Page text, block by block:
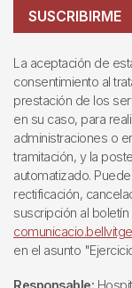
SUSCRIBIRME
La aceptación de
consentimiento al
prestación de los
en su caso, para
administraciones o
tramitación, y la
automatizado.
rectificación,
suscripción al
en el asunto